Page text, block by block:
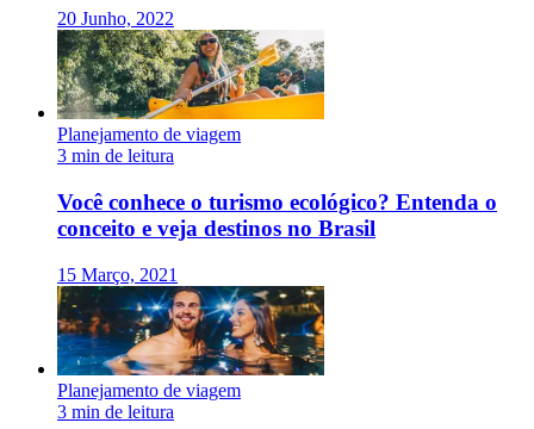
20 Junho, 2022
Planejamento de viagem
3 min de leitura
Você conhece o turismo ecológico? Entenda o
conceito e veja destinos no Brasil
15 Março, 2021
Planejamento de viagem
3 min de leitura